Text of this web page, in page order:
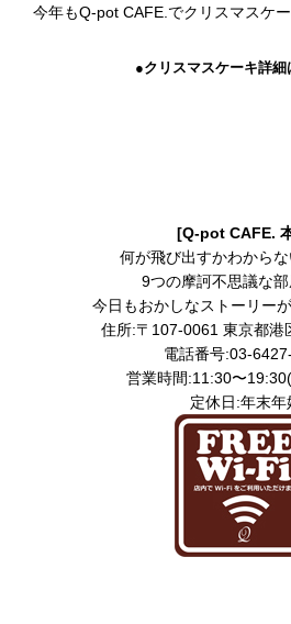
今年もQ-pot CAFE.でクリスマスケ
●クリスマスケーキ詳細
[Q-pot CAFE.
何が飛び出すかわからな
9つの摩訶不思議な部
今日もおかしなストーリー
住所:〒107-0061 東京都港
電話番号:03-
営業時間:11:30〜
定休日:年末年